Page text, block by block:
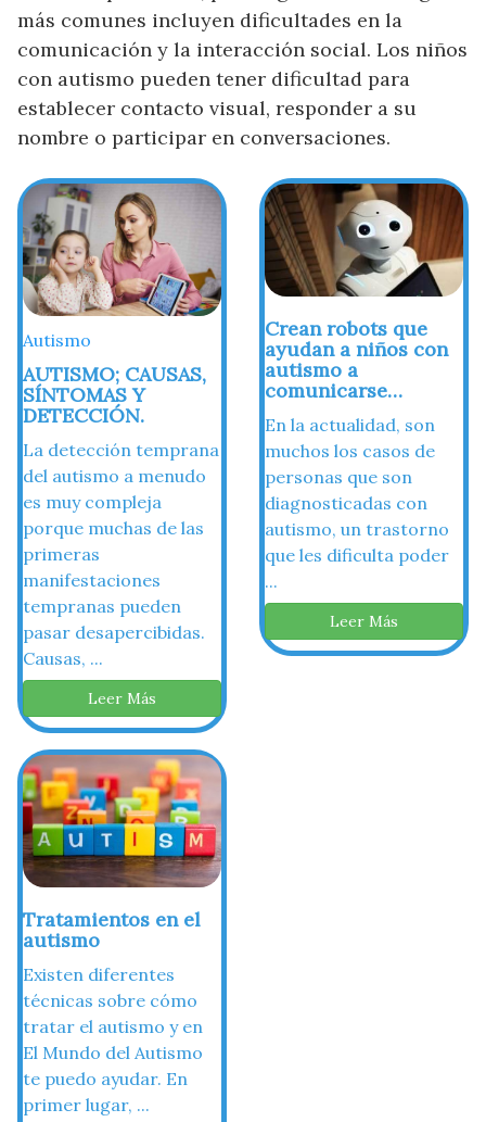
más comunes incluyen dificultades en la
comunicación y la interacción social. Los niños
con autismo pueden tener dificultad para
establecer contacto visual, responder a su
nombre o participar en conversaciones.
Autismo
AUTISMO; CAUSAS,
SÍNTOMAS Y
DETECCIÓN.
La detección temprana
del autismo a menudo
es muy compleja
porque muchas de las
primeras
manifestaciones
tempranas pueden
pasar desapercibidas.
Causas, ...
Leer Más
Crean robots que
ayudan a niños con
autismo a
comunicarse…
En la actualidad, son
muchos los casos de
personas que son
diagnosticadas con
autismo, un trastorno
que les dificulta poder
...
Leer Más
Tratamientos en el
autismo
Existen diferentes
técnicas sobre cómo
tratar el autismo y en
El Mundo del Autismo
te puedo ayudar. En
primer lugar, ...